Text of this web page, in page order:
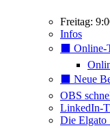
Freitag:
Infos
⬛️
⬛️ Neue
OBS
LinkedIn-
Die Elgato